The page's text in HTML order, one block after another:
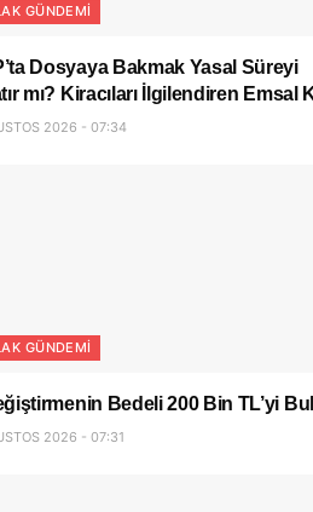
GÜNDEMI
Dosyaya Bakmak Yasal Süreyi
mı? Kiracıları İlgilendiren Emsal
2026 - 07:34
GÜNDEMI
Bedeli 200 Bin TL’yi
2026 - 07:31